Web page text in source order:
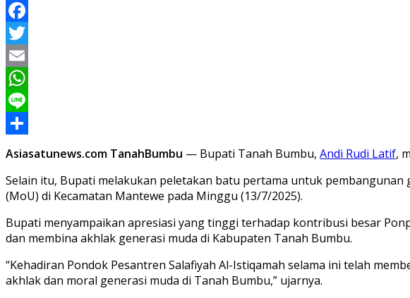
Facebook
Twitter
Email
WhatsApp
Line
Share
Asiasatunews.com TanahBumbu — Bupati Tanah Bumbu, Andi Rudi Latif,
Selain itu, Bupati melakukan peletakan batu pertama untuk
(MoU) di Kecamatan Mantewe pada Minggu (13/7/2025).
Bupati menyampaikan apresiasi yang tinggi terhadap kontribusi besar
dan membina akhlak generasi muda di Kabupaten Tanah Bumbu.
“Kehadiran Pondok Pesantren Salafiyah Al-Istiqamah selama ini telah
akhlak dan moral generasi muda di Tanah Bumbu,” ujarnya.